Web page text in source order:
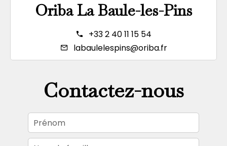
Oriba La Baule-les-Pins
+33 2 40 11 15 54
labaulelespins@oriba.fr
Contactez-nous